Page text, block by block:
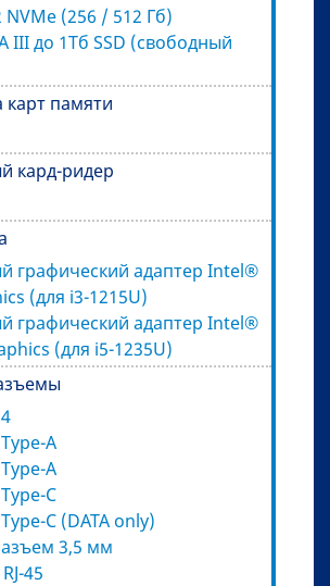
NVMe (256 / 512 Гб)
III до 1Тб SSD (свободный
памяти
кард-ридер
графический адаптер Intel®
(для i3-1215U)
графический адаптер Intel®
(для i5-1235U)
A
A
C
C (DATA only)
3,5 мм
45